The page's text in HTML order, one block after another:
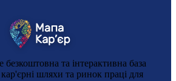
та інтерактивна база
кар'єрні шляхи та ринок праці для